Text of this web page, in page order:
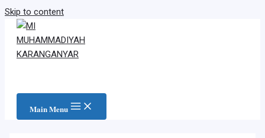
Skip to content
Main Menu